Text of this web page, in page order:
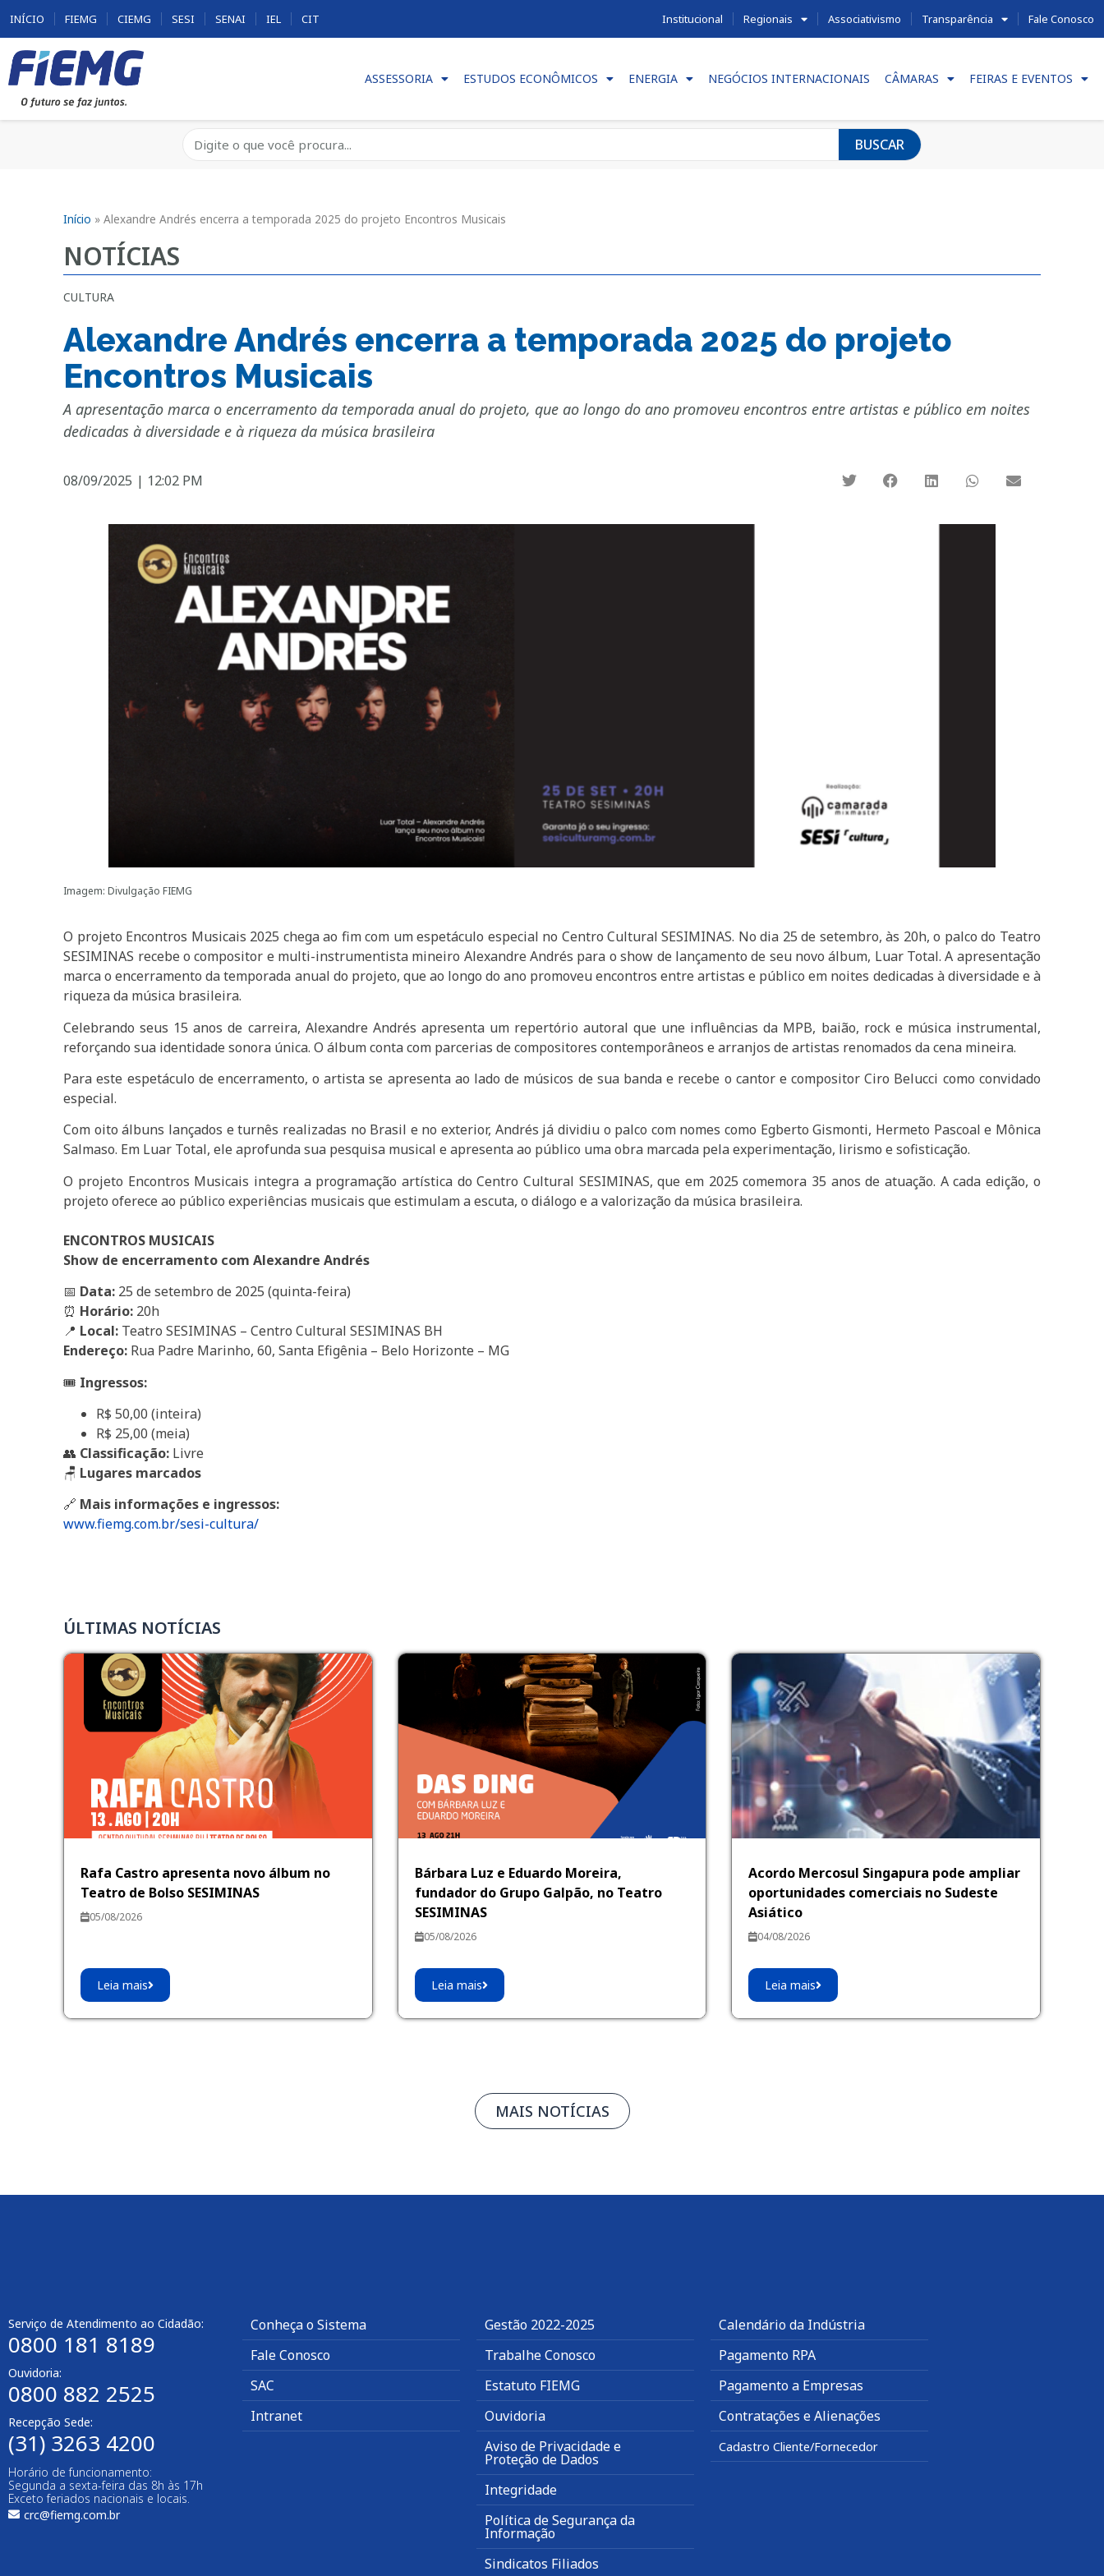
INÍCIO FIEMG CIEMG SESI SENAI IEL CIT Institucional Regionais Associativismo Transparência Fale Conosco
ASSESSORIA ESTUDOS ECONÔMICOS ENERGIA NEGÓCIOS INTERNACIONAIS CÂMARAS FEIRAS E EVENTOS
BUSCAR
Início »Alexandre Andrés encerra a temporada 2025 do projeto Encontros Musicais
NOTÍCIAS
CULTURA
Alexandre Andrés encerra a temporada 2025 do projeto
Encontros Musicais
A apresentação marca o encerramento da temporada anual do projeto, que ao longo do ano promoveu encontros entre artistas e público em noites
dedicadas à diversidade e à riqueza da música brasileira
08/09/2025 | 12:02 PM
Imagem: Divulgação FIEMG
O projeto Encontros Musicais 2025 chega ao fim com um espetáculo especial no Centro Cultural SESIMINAS. No dia 25 de setembro, às 20h, o palco do Teatro
SESIMINAS recebe o compositor e multi-instrumentista mineiro Alexandre Andrés para o show de lançamento de seu novo álbum, Luar Total. A apresentação
marca o encerramento da temporada anual do projeto, que ao longo do ano promoveu encontros entre artistas e público em noites dedicadas à diversidade e à
riqueza da música brasileira.
Celebrando seus 15 anos de carreira, Alexandre Andrés apresenta um repertório autoral que une influências da MPB, baião, rock e música instrumental,
reforçando sua identidade sonora única. O álbum conta com parcerias de compositores contemporâneos e arranjos de artistas renomados da cena mineira.
Para este espetáculo de encerramento, o artista se apresenta ao lado de músicos de sua banda e recebe o cantor e compositor Ciro Belucci como convidado
especial.
Com oito álbuns lançados e turnês realizadas no Brasil e no exterior, Andrés já dividiu o palco com nomes como Egberto Gismonti, Hermeto Pascoal e Mônica
Salmaso. Em Luar Total, ele aprofunda sua pesquisa musical e apresenta ao público uma obra marcada pela experimentação, lirismo e sofisticação.
O projeto Encontros Musicais integra a programação artística do Centro Cultural SESIMINAS, que em 2025 comemora 35 anos de atuação. A cada edição, o
projeto oferece ao público experiências musicais que estimulam a escuta, o diálogo e a valorização da música brasileira.
ENCONTROS MUSICAIS
Show de encerramento com Alexandre Andrés
📅 Data: 25 de setembro de 2025 (quinta-feira)
⏰ Horário: 20h
📍 Local: Teatro SESIMINAS – Centro Cultural SESIMINAS BH
Endereço: Rua Padre Marinho, 60, Santa Efigênia – Belo Horizonte – MG
🎟 Ingressos:
R$ 50,00 (inteira)
R$ 25,00 (meia)
👥 Classificação: Livre
🪑 Lugares marcados
🔗 Mais informações e ingressos:
www.fiemg.com.br/sesi-cultura/
ÚLTIMAS NOTÍCIAS
Rafa Castro apresenta novo álbum no
Teatro de Bolso SESIMINAS
05/08/2026
Leia mais
Bárbara Luz e Eduardo Moreira,
fundador do Grupo Galpão, no Teatro
SESIMINAS
05/08/2026
Leia mais
Acordo Mercosul Singapura pode ampliar
oportunidades comerciais no Sudeste
Asiático
04/08/2026
Leia mais
MAIS NOTÍCIAS
Serviço de Atendimento ao Cidadão:
0800 181 8189
Ouvidoria:
0800 882 2525
Recepção Sede:
(31) 3263 4200
Horário de funcionamento:
Segunda a sexta-feira das 8h às 17h
Exceto feriados nacionais e locais.
crc@fiemg.com.br
Conheça o Sistema
Fale Conosco
SAC
Intranet
Gestão 2022-2025
Trabalhe Conosco
Estatuto FIEMG
Ouvidoria
Aviso de Privacidade e
Proteção de Dados
Integridade
Política de Segurança da
Informação
Sindicatos Filiados
Calendário da Indústria
Pagamento RPA
Pagamento a Empresas
Contratações e Alienações
Cadastro Cliente/Fornecedor